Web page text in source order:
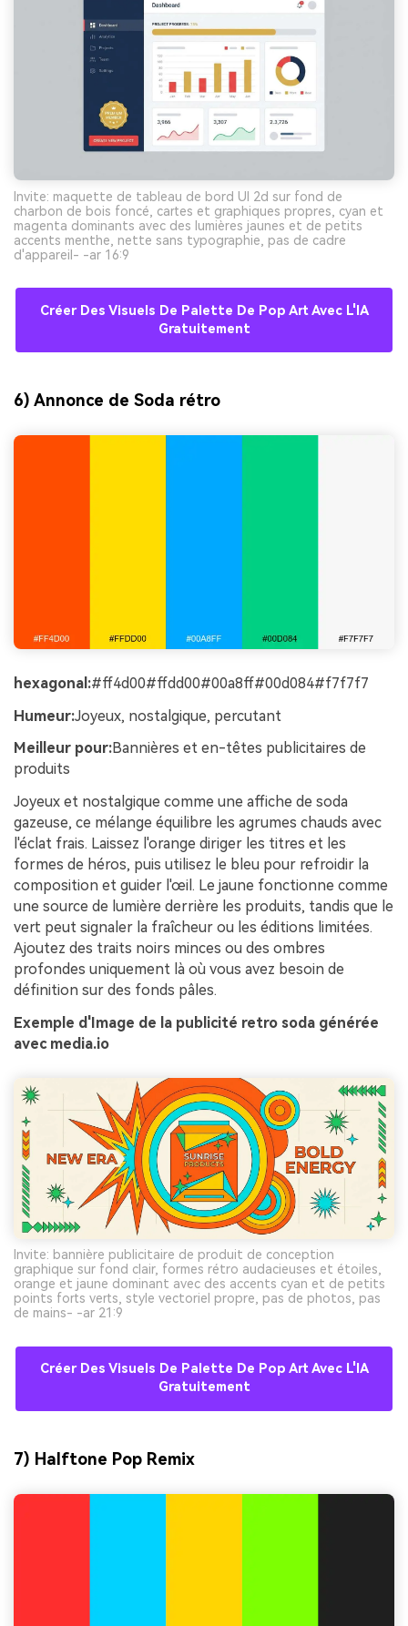
Invite: maquette de tableau de bord UI 2d sur fond de
charbon de bois foncé, cartes et graphiques propres, cyan et
magenta dominants avec des lumières jaunes et de petits
accents menthe, nette sans typographie, pas de cadre
d'appareil- -ar 16:9
Créer Des Visuels De Palette De Pop Art Avec L'IA
Gratuitement
6) Annonce de Soda rétro
hexagonal:#ff4d00#ffdd00#00a8ff#00d084#f7f7f7
Humeur:Joyeux, nostalgique, percutant
Meilleur pour:Bannières et en-têtes publicitaires de
produits
Joyeux et nostalgique comme une affiche de soda
gazeuse, ce mélange équilibre les agrumes chauds avec
l'éclat frais. Laissez l'orange diriger les titres et les
formes de héros, puis utilisez le bleu pour refroidir la
composition et guider l'œil. Le jaune fonctionne comme
une source de lumière derrière les produits, tandis que le
vert peut signaler la fraîcheur ou les éditions limitées.
Ajoutez des traits noirs minces ou des ombres
profondes uniquement là où vous avez besoin de
définition sur des fonds pâles.
Exemple d'Image de la publicité retro soda générée
avec media.io
Invite: bannière publicitaire de produit de conception
graphique sur fond clair, formes rétro audacieuses et étoiles,
orange et jaune dominant avec des accents cyan et de petits
points forts verts, style vectoriel propre, pas de photos, pas
de mains- -ar 21:9
Créer Des Visuels De Palette De Pop Art Avec L'IA
Gratuitement
7) Halftone Pop Remix